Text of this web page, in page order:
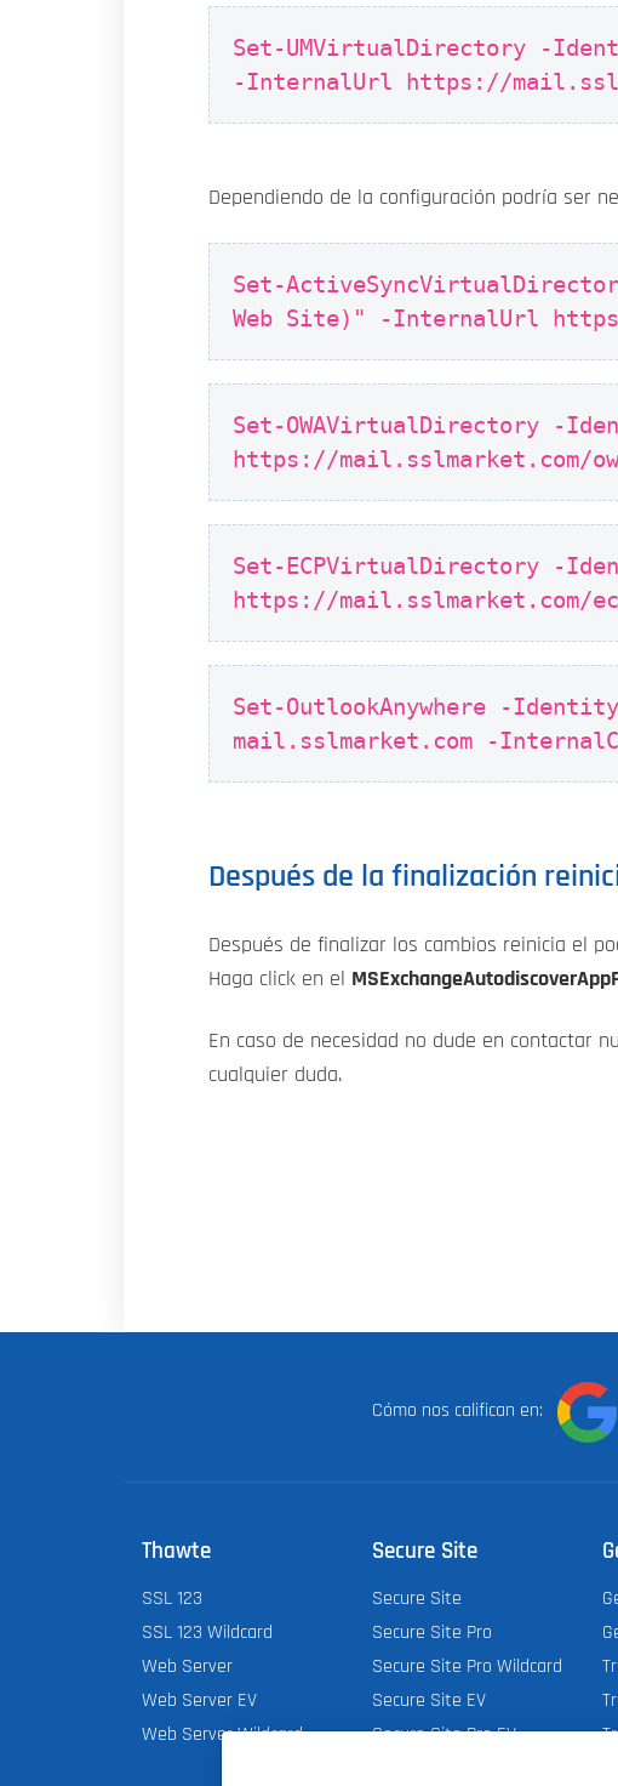
Set-UMVirtualDirectory -
-InternalUrl https://
Dependiendo de la configuración podría ser
Set-
Web Site)" -InternalUrl
Set-OWAVirtualDirectory -
https://mail.sslmarket.com/
Set-ECPVirtualDirectory -
https://mail.sslmarket.com/
Set-OutlookAnywhere -
mail.sslmarket.com -
Después de la finalización
Después de finalizar los cambios reinicia el
Haga click en el
En caso de necesidad no dude en contactar
cualquier duda.
Cómo nos califican en:
Thawte
SSL 123
SSL 123 Wildcard
Web Server
Web Server EV
Web Server Wildcard
Secure Site
Secure Site
Secure Site Pro
Secure Site Pro Wildcard
Secure Site EV
Secure Site Pro EV